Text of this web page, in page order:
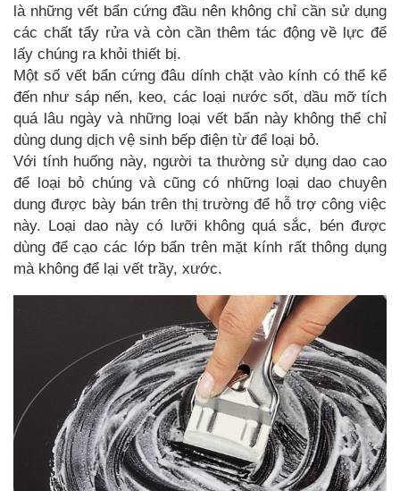
là những vết bẩn cứng đầu nên không chỉ cần sử dụng
các chất tẩy rửa và còn cần thêm tác động về lực để
lấy chúng ra khỏi thiết bị.
Một số vết bẩn cứng đâu dính chặt vào kính có thể kể
đến như sáp nến, keo, các loại nước sốt, dầu mỡ tích
quá lâu ngày và những loại vết bẩn này không thể chỉ
dùng dung dịch vệ sinh bếp điện từ để loại bỏ.
Với tính huống này, người ta thường sử dụng dao cao
để loại bỏ chúng và cũng có những loại dao chuyên
dung được bày bán trên thị trường để hỗ trợ công việc
này. Loại dao này có lưỡi không quá sắc, bén được
dùng để cạo các lớp bẩn trên mặt kính rất thông dụng
mà không để lại vết trầy, xước.